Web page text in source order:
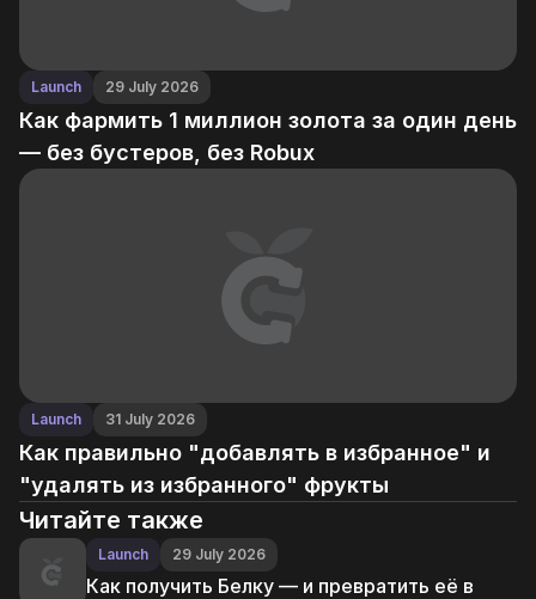
Launch 29 July 2026
Как фармить 1 миллион золота за один день
— без бустеров, без Robux
Launch 31 July 2026
Как правильно "добавлять в избранное" и
"удалять из избранного" фрукты
Читайте также
Launch 29 July 2026
Как получить Белку — и превратить её в